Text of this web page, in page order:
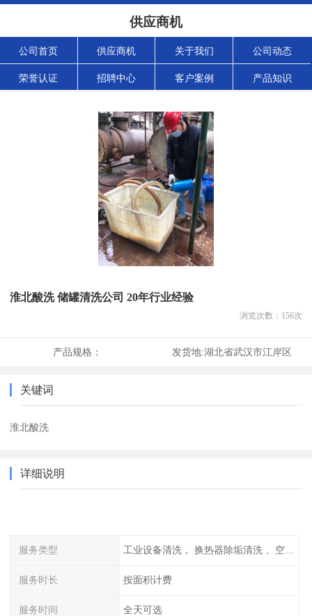
供应商机
公司首页 供应商机 关于我们 公司动态
荣誉认证 招聘中心 客户案例 产品知识
淮北酸洗 储罐清洗公司 20年行业经验
浏览次数： 156次
产品规格： 发货地:湖北省武汉市江岸区
关键词
淮北酸洗
详细说明
服务类型 工业设备清洗， 换热器除垢清洗 、空调清洗等
服务时长 按面积计费
服务时间 全天可选